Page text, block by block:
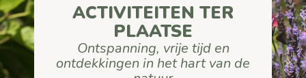
ACTIVITEITEN TER
PLAATSE
Ontspanning, vrije tijd en
ontdekkingen in het hart van de